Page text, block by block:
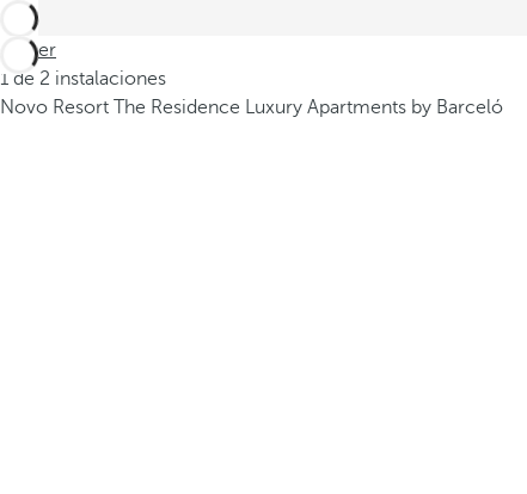
Volver
1 de 2 instalaciones
Novo Resort The Residence Luxury Apartments by Barceló